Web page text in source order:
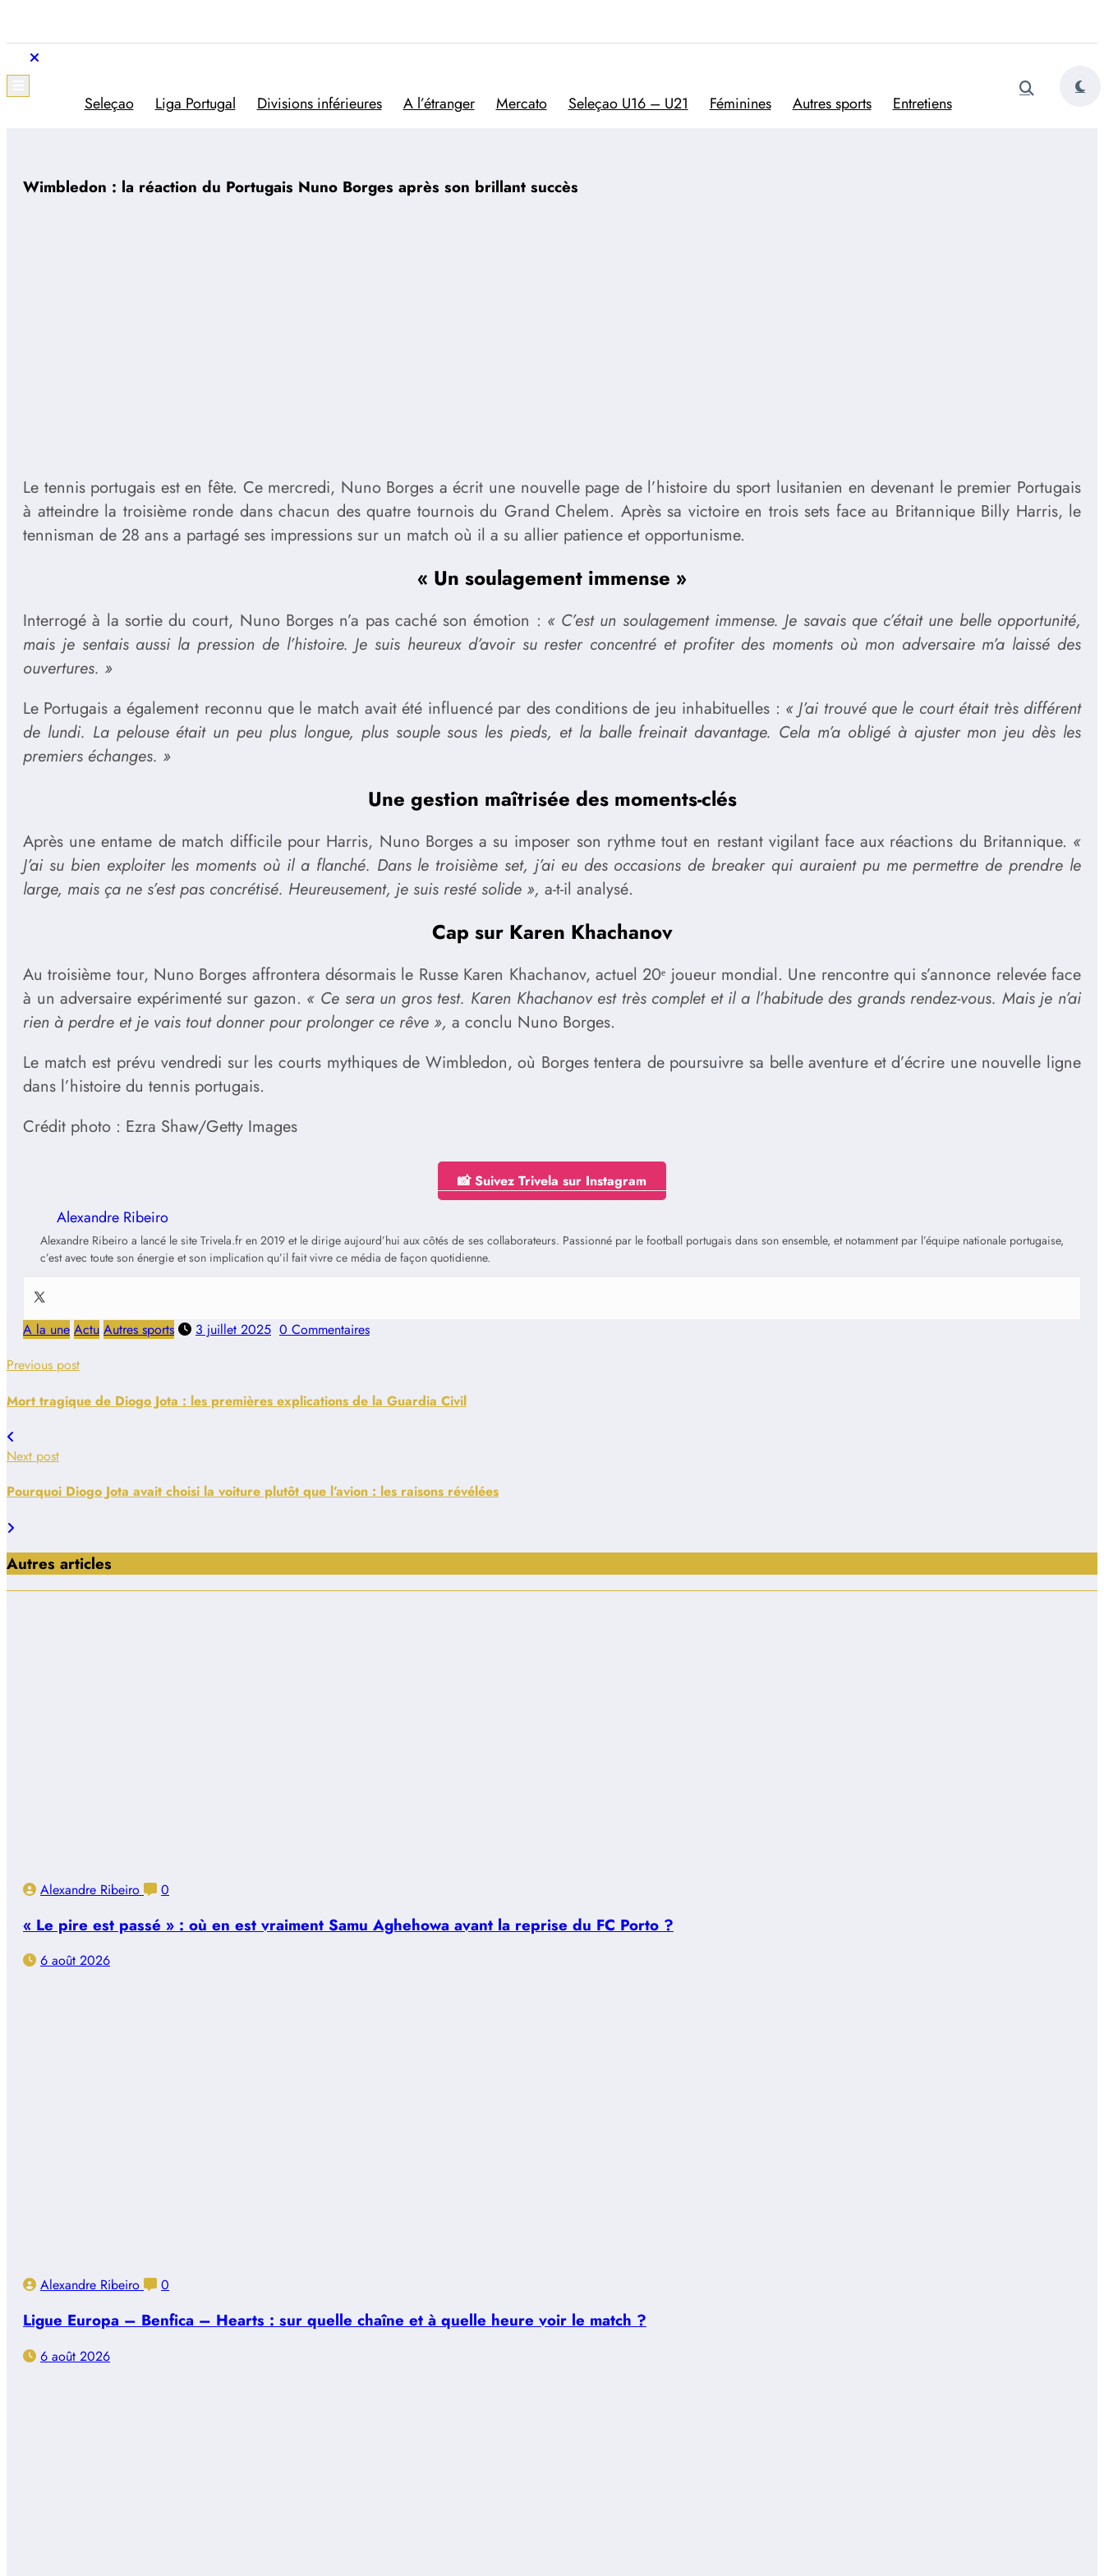
contenu
Trivela
L'actualité du football portugais
Seleçao Liga Portugal Divisions inférieures A l’étranger Mercato Seleçao U16 – U21 Féminines Autres sports Entretiens
Wimbledon : la réaction du Portugais Nuno Borges après son brillant succès
Le tennis portugais est en fête. Ce mercredi, Nuno Borges a écrit une nouvelle page de l’histoire du sport lusitanien en devenant le premier Portugais
à atteindre la troisième ronde dans chacun des quatre tournois du Grand Chelem. Après sa victoire en trois sets face au Britannique Billy Harris, le
tennisman de 28 ans a partagé ses impressions sur un match où il a su allier patience et opportunisme.
« Un soulagement immense »
Interrogé à la sortie du court, Nuno Borges n’a pas caché son émotion : « C’est un soulagement immense. Je savais que c’était une belle opportunité,
mais je sentais aussi la pression de l’histoire. Je suis heureux d’avoir su rester concentré et profiter des moments où mon adversaire m’a laissé des
ouvertures. »
Le Portugais a également reconnu que le match avait été influencé par des conditions de jeu inhabituelles : « J’ai trouvé que le court était très différent
de lundi. La pelouse était un peu plus longue, plus souple sous les pieds, et la balle freinait davantage. Cela m’a obligé à ajuster mon jeu dès les
premiers échanges. »
Une gestion maîtrisée des moments-clés
Après une entame de match difficile pour Harris, Nuno Borges a su imposer son rythme tout en restant vigilant face aux réactions du Britannique. «
J’ai su bien exploiter les moments où il a flanché. Dans le troisième set, j’ai eu des occasions de breaker qui auraient pu me permettre de prendre le
large, mais ça ne s’est pas concrétisé. Heureusement, je suis resté solide », a-t-il analysé.
Cap sur Karen Khachanov
Au troisième tour, Nuno Borges affrontera désormais le Russe Karen Khachanov, actuel 20ᵉ joueur mondial. Une rencontre qui s’annonce relevée face
à un adversaire expérimenté sur gazon. « Ce sera un gros test. Karen Khachanov est très complet et il a l’habitude des grands rendez-vous. Mais je n’ai
rien à perdre et je vais tout donner pour prolonger ce rêve », a conclu Nuno Borges.
Le match est prévu vendredi sur les courts mythiques de Wimbledon, où Borges tentera de poursuivre sa belle aventure et d’écrire une nouvelle ligne
dans l’histoire du tennis portugais.
Crédit photo : Ezra Shaw/Getty Images
📸 Suivez Trivela sur Instagram
Alexandre Ribeiro
Alexandre Ribeiro a lancé le site Trivela.fr en 2019 et le dirige aujourd’hui aux côtés de ses collaborateurs. Passionné par le football portugais dans son ensemble, et notamment par l’équipe nationale portugaise,
c’est avec toute son énergie et son implication qu’il fait vivre ce média de façon quotidienne.
A la une Actu Autres sports 3 juillet 2025 0 Commentaires
Previous post
Mort tragique de Diogo Jota : les premières explications de la Guardia Civil
Next post
Pourquoi Diogo Jota avait choisi la voiture plutôt que l’avion : les raisons révélées
Autres articles
Alexandre Ribeiro 0
« Le pire est passé » : où en est vraiment Samu Aghehowa avant la reprise du FC Porto ?
6 août 2026
Alexandre Ribeiro 0
Ligue Europa – Benfica – Hearts : sur quelle chaîne et à quelle heure voir le match ?
6 août 2026